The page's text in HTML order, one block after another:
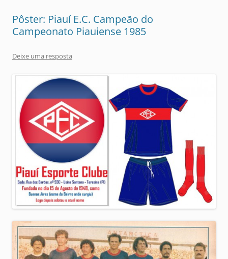
Pôster: Piauí E.C. Campeão do
Campeonato Piauiense 1985
Deixe uma resposta